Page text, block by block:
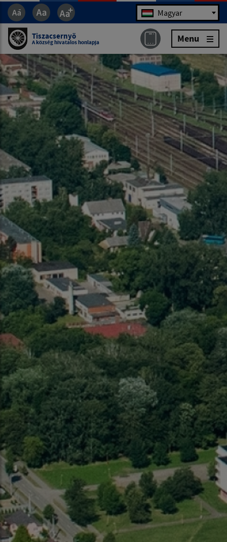
Jazyk Magyar
Tiszacsernyö
A község hivatalos honlapja Menu